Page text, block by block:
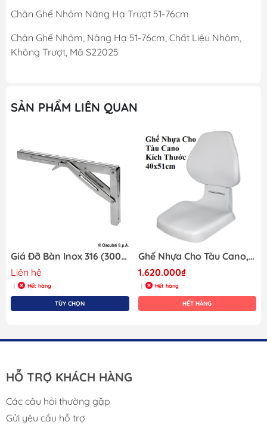
Chân Ghế Nhôm Nâng Hạ Trượt 51-76cm
Chân Ghế Nhôm, Nâng Hạ 51-76cm, Chất Liệu Nhôm,
Không Trượt, Mã S22025
SẢN PHẨM LIÊN QUAN
Giá Đỡ Bàn Inox 316 (300x165mm) Gập Lại Được Cho Tàu Cano, Mã SF21067-2
Liên hệ
Hết hàng
TÙY CHỌN
Ghế Nhựa Cho Tàu Cano, Gập Được, Màu Trắng, Chất Liệu Nhựa PP Siêu Bền Bỉ, Kích Thước 40x51cm
1.620.000₫
Hết hàng
HẾT HÀNG
HỖ TRỢ KHÁCH HÀNG
Các câu hỏi thường gặp
Gửi yêu cầu hỗ trợ